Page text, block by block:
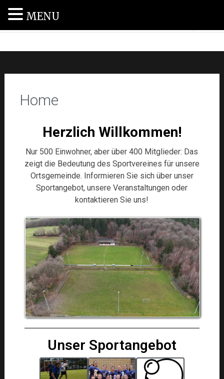
SV Haag 1955 e.V.
Home
Herzlich Willkommen!
Nur 500 Einwohner, aber über 400 Mitglieder: Das
zeigt die Bedeutung des Sportvereines für unsere
Ortsgemeinde. Informieren Sie sich über unser
Sportangebot, unsere Veranstaltungen oder
kontaktieren Sie uns!
Unser Sportangebot
MENU